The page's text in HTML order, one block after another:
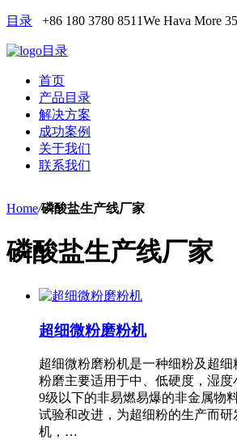
目录 +86 180 3780 8511We Hava More
目录
首页
产品目录
解决方案
成功案例
关于我们
联系我们
Home/磷酸盐生产线厂家
磷酸盐生产线厂家
超细微粉磨粉机
超细微粉磨粉机是一种细粉及超
粉磨主要适用于中、低硬度，湿度
9级以下的非易燃易爆的非金属物
试验和改进，为超细粉的生产而
机，…